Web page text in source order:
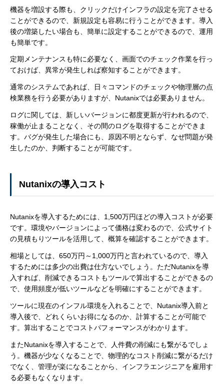
機器を増設する際も、クリックだけインフラの設定を完了させる
ことができるので、新規設定も容易に行うことができます。導入
後の増築したい場合も、簡単に設定することができるので、運用
も簡単です。
定期メンテナンスも特に必要なく、画面でのチェック作業を行っ
ておけば、異常が発生しれば察知することができます。
通常のシステムであれば、日々コマンドのチェックや物理層の点
検業務を行う必要がありますが、Nutanixでは必要ありません。
ログに関しては、新しいバージョンに都度更新が行われるので、
稼働が止まることなく、その間のログを取得することができま
す。バグが発生した場合にも、原因不明とならず、なぜ問題が発
生したのか、判断することが可能です。
Nutanixの導入コスト
Nutanixを導入するためには、1,500万円ほどの導入コストが必要
です。環境やバージョンによって価格は変わるので、公式サイト
の見積もりツールを活用して、概算を確認することができます。
相場としては、650万円～1,000万円と言われているので、導入
するためには多少の出費は仕方ないでしょう。ただNutanixを導
入すれば、削減できるコストもツールで算出することができるの
で、使用頻度が低いツールなどを明確にすることができます。
ツールに現在のインフル環境を入れることで、Nutanix導入前と
導入後で、どれくらいお得になるのか、計算することが可能で
す。算出することでコストパフォーマンスがわかります。
またNutanixを導入することで、人件費の削減にも繋がるでしょ
う。機器が少なくなることで、物理的なコスト削減に繋がるだけ
でなく、管理が楽になることから、インフラエンジニアを雇用す
る必要もなくなります。